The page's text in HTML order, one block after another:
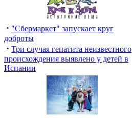
· "Сбермаркет" запускает круг
доброты
· Три случая гепатита неизвестного
происхождения выявлено у детей в
Испании